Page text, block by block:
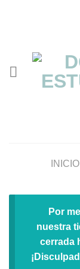
INICIO
Por
nuestra
cerrada